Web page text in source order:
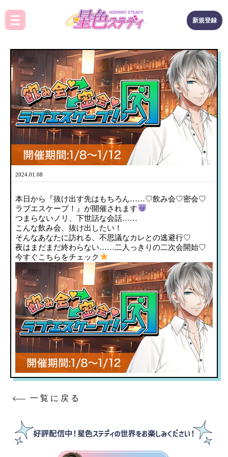
新規登録
2024.01.08
本日から『抜け出す先はもちろん……♡飲み会♡密会♡
ラブエスケープ！』が開催されます
つまらないノリ、下世話な会話……
こんな飲み会、抜け出したい！
そんなあなたに訪れる、不思議なカレとの逃避行♡
夜はまだまだ終わらない……二人っきりの二次会開始♡
今すぐこちらをチェック
一覧に戻る